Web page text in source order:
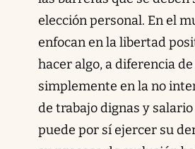
elección personal. En el
enfocan en la libertad
hacer algo, a diferencia
simplemente en la no
de trabajo dignas y
puede por sí ejercer su